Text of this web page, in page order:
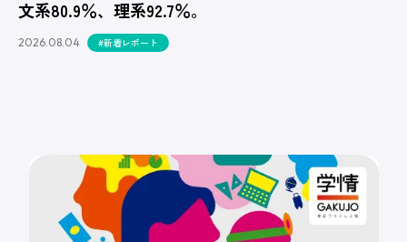
文系80.9％、理系92.7％。
2026.08.04 #新着レポート